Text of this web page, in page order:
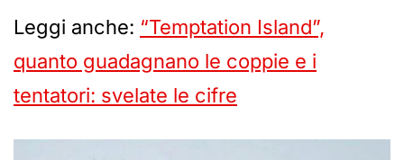
Leggi anche: “Temptation Island”,
quanto guadagnano le coppie e i
tentatori: svelate le cifre